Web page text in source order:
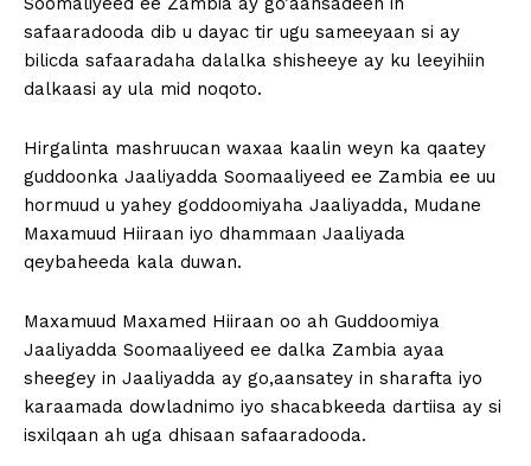
safaaradooda dib u dayac tir ugu sameeyaan si ay
bilicda safaaradaha dalalka shisheeye ay ku leeyihiin
dalkaasi ay ula mid noqoto.
Hirgalinta mashruucan waxaa kaalin weyn ka qaatey
guddoonka Jaaliyadda Soomaaliyeed ee Zambia ee uu
hormuud u yahey goddoomiyaha Jaaliyadda, Mudane
Maxamuud Hiiraan iyo dhammaan Jaaliyada
qeybaheeda kala duwan.
Maxamuud Maxamed Hiiraan oo ah Guddoomiya
Jaaliyadda Soomaaliyeed ee dalka Zambia ayaa
sheegey in Jaaliyadda ay go,aansatey in sharafta iyo
karaamada dowladnimo iyo shacabkeeda dartiisa ay si
isxilqaan ah uga dhisaan safaaradooda.